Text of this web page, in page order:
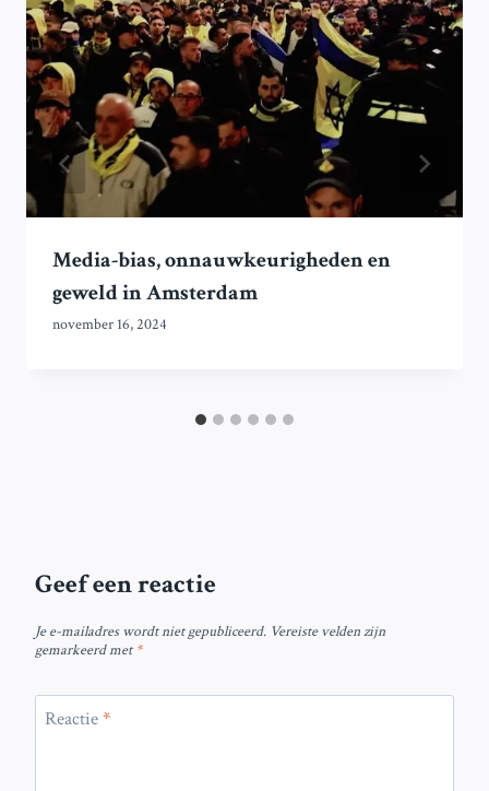
Media-bias, onnauwkeurigheden en
geweld in Amsterdam
november 16, 2024
Geef een reactie
Je e-mailadres wordt niet gepubliceerd. Vereiste velden zijn
gemarkeerd met*
Reactie*